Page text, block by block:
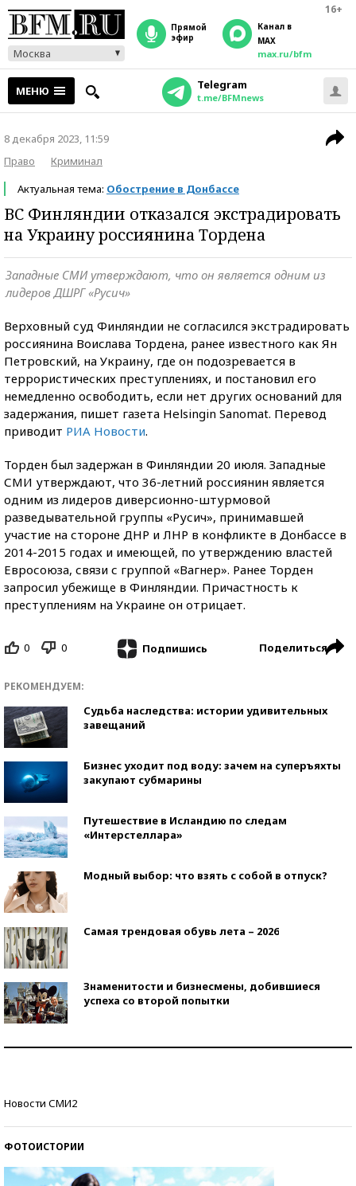
16+
Москва
прямой
эфир
Канал в
MAX
max.ru/bfm
МЕНЮ Telegram
t.me/BFMnews
8 декабря 2023, 11:59
Право
Криминал
Актуальная тема: Обострение в Донбассе
ВС Финляндии отказался экстрадировать
на Украину россиянина Тордена
Западные СМИ утверждают, что он является одним из
лидеров ДШРГ «Русич»
Верховный суд Финляндии не согласился экстрадировать
россиянина Воислава Тордена, ранее известного как Ян
Петровский, на Украину, где он подозревается в
террористических преступлениях, и постановил его
немедленно освободить, если нет других оснований для
задержания, пишет газета Helsingin Sanomat. Перевод
приводит РИА Новости.
Торден был задержан в Финляндии 20 июля. Западные
СМИ утверждают, что 36-летний россиянин является
одним из лидеров диверсионно-штурмовой
разведывательной группы «Русич», принимавшей
участие на стороне ДНР и ЛНР в конфликте в Донбассе в
2014-2015 годах и имеющей, по утверждению властей
Евросоюза, связи с группой «Вагнер». Ранее Торден
запросил убежище в Финляндии. Причастность к
преступлениям на Украине он отрицает.
0 0 Подпишись Поделиться
РЕКОМЕНДУЕМ:
Судьба наследства: истории удивительных
завещаний
Бизнес уходит под воду: зачем на суперъяхты
закупают субмарины
Путешествие в Исландию по следам
«Интерстеллара»
Модный выбор: что взять с собой в отпуск?
Самая трендовая обувь лета – 2026
Знаменитости и бизнесмены, добившиеся
успеха со второй попытки
Новости СМИ2
ФОТОИСТОРИИ